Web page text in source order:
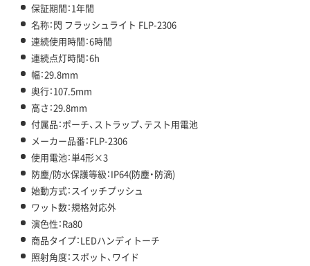
保証期間：1年間
名称：閃 フラッシュライト FLP-2306
連続使用時間：6時間
連続点灯時間：6h
幅：29.8mm
奥行：107.5mm
高さ：29.8mm
付属品：ポーチ、ストラップ、テスト用電池
メーカー品番：FLP-2306
使用電池：単4形×3
防塵/防水保護等級：IP64(防塵・防滴)
始動方式：スイッチプッシュ
ワット数：規格対応外
演色性：Ra80
商品タイプ：LEDハンディトーチ
照射角度：スポット、ワイド